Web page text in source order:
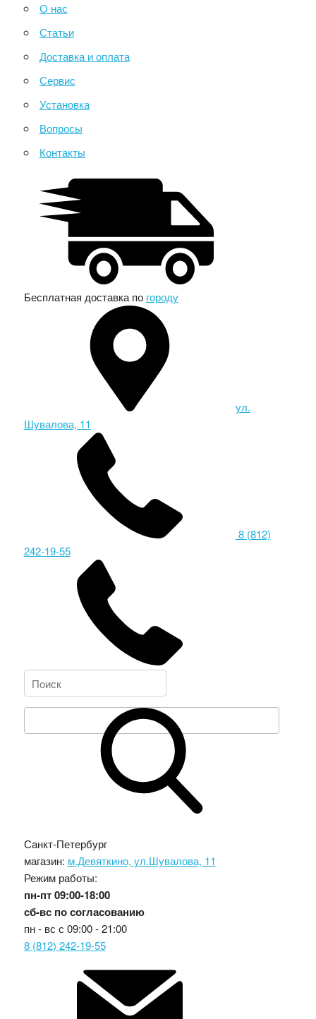
О нас
Статьи
Доставка и оплата
Сервис
Установка
Вопросы
Контакты
Бесплатная доставка по городу
ул.
Шувалова, 11
8 (812)
242-19-55
Санкт-Петербург
магазин: м.Девяткино, ул.Шувалова, 11
Режим работы:
пн-пт09:00-18:00
сб-вс по согласованию
пн - вс с 09:00 - 21:00
8 (812) 242-19-55